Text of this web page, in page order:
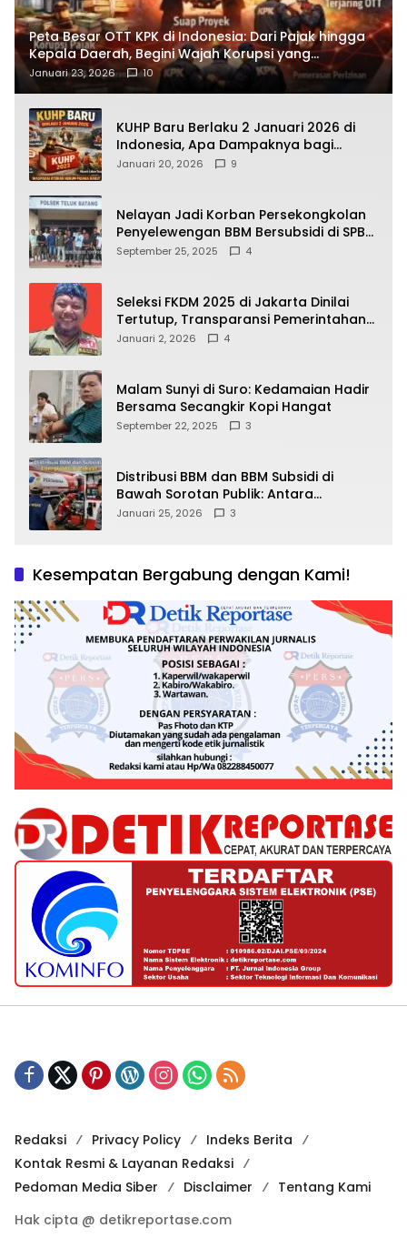
Peta Besar OTT KPK di Indonesia: Dari Pajak hingga
Kepala Daerah, Begini Wajah Korupsi yang
Terbongkar
Januari 23, 2026 10
KUHP Baru Berlaku 2 Januari 2026 di
Indonesia, Apa Dampaknya bagi
Kehidupan Warga? Ini Aturan Kunci
Januari 20, 2026 9
Nelayan Jadi Korban Persekongkolan
Penyelewengan BBM Bersubsidi di SPBU
64.78809 Teluk Batang
September 25, 2025 4
Seleksi FKDM 2025 di Jakarta Dinilai
Tertutup, Transparansi Pemerintahan
Pramono–Rano Dipertanyakan
Januari 2, 2026 4
Malam Sunyi di Suro: Kedamaian Hadir
Bersama Secangkir Kopi Hangat
September 22, 2025 3
Distribusi BBM dan BBM Subsidi di
Bawah Sorotan Publik: Antara
Kepentingan Negara, Hak Konsumen,
Januari 25, 2026 3
Kesempatan Bergabung dengan Kami!
Redaksi Privacy Policy
Indeks Berita
Kontak Resmi & Layanan Redaksi
Pedoman Media Siber
Disclaimer
Tentang Kami
Hak cipta @ detikreportase.com